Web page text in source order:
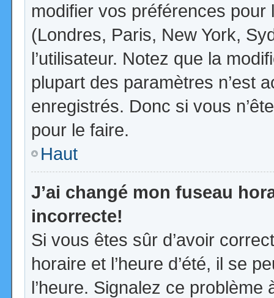
modifier vos préférences
(Londres, Paris, New York,
l’utilisateur. Notez que la
plupart des paramètres n’est
enregistrés. Donc si vous
pour le faire.
Haut
J’ai changé mon fuseau
incorrecte!
Si vous êtes sûr d’avoir
horaire et l’heure d’été, il se
l’heure. Signalez ce problème